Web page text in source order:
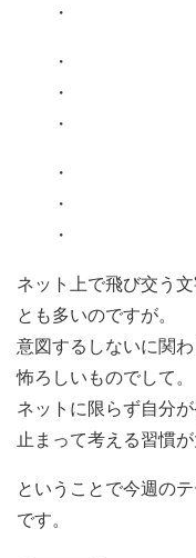
・
・
・
・
・
・
・
ネット上で飛び交う
とも多いのですが。
意図するしないに関
怖ろしいものでして。
ネットに限らず自分
止まって考える習慣
ということで今週の
です。